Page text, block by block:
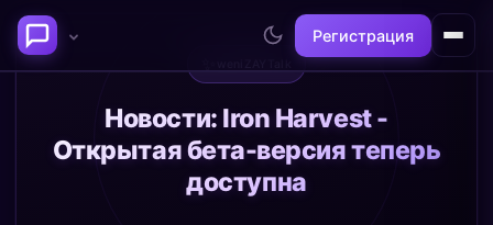
Регистрация
Последние темы
Философия сознания:
где граница между "я" и
Нейронаука и
реальность
Новости: Iron Harvest -
Открытая бета-версия теперь
доступна